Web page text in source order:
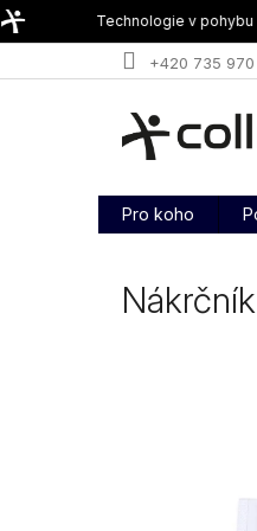
Přejít
na
Technologie v pohybu
+420 735 970
Pro koho